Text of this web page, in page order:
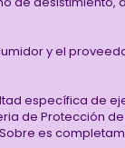
y el
específica de
de Protección
es